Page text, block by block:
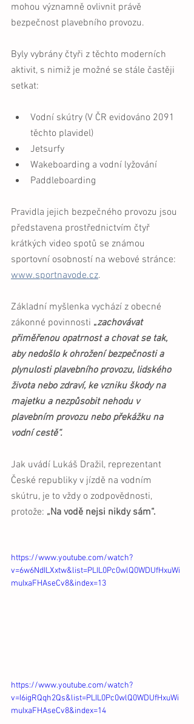
mohou významně ovlivnit právě
bezpečnost plavebního provozu.
Byly vybrány čtyři z těchto moderních
aktivit, s nimiž je možné se stále častěji
setkat:
Vodní skútry (V ČR evidováno 2091
těchto plavidel)
Jetsurfy
Wakeboarding a vodní lyžování
Paddleboarding
Pravidla jejich bezpečného provozu jsou
představena prostřednictvím čtyř
krátkých video spotů se známou
sportovní osobností na webové stránce:
www.sportnavode.cz.
Základní myšlenka vychází z obecné
zákonné povinnosti „zachovávat
přiměřenou opatrnost a chovat se tak,
aby nedošlo k ohrožení bezpečnosti a
plynulosti plavebního provozu, lidského
života nebo zdraví, ke vzniku škody na
majetku a nezpůsobit nehodu v
plavebním provozu nebo překážku na
vodní cestě“.
Jak uvádí Lukáš Dražil, reprezentant
České republiky v jízdě na vodním
skútru, je to vždy o zodpovědnosti,
protože: „Na vodě nejsi nikdy sám“.
https://www.youtube.com/watch?
v=6w6NdILXxtw&list=PLIL0Pc0wlQ0WDUfHxuWi
muIxaFHAseCv8&index=13
https://www.youtube.com/watch?
v=I6igRQqh2Qs&list=PLIL0Pc0wlQ0WDUfHxuWi
muIxaFHAseCv8&index=14